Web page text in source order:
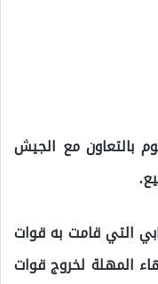
بالتعاون مع الجيش
التي قامت به قوات
المهلة لخروج قوات